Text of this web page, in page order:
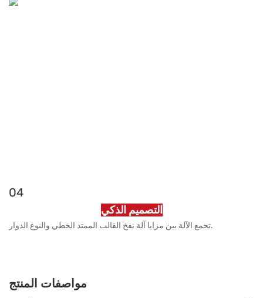
04
التصميم الذكي
تجمع الآلة بين مزايا آلة نفخ القالب الممتد الخطي والنوع الدوار.
مواصفات المنتج